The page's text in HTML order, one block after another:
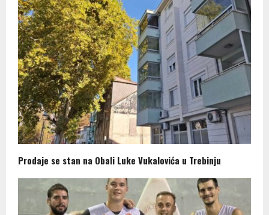
Prodaje se stan na Obali Luke Vukalovića u Trebinju